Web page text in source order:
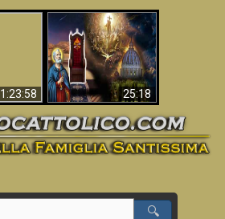
1:23:58 25:18
La Bibbia ha previsto
70 anni senza Papa?
🔍